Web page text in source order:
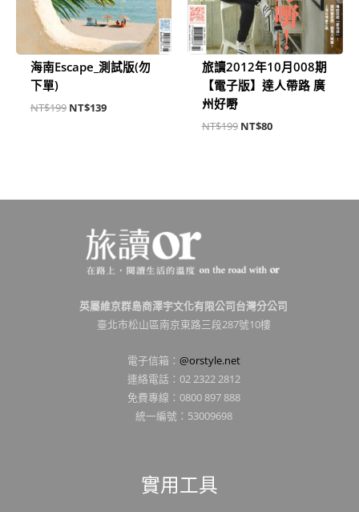
海南Escape_測試版(勿
下單)
NT$199 NT$139
旅讀2012年10月008期
【電子版】達人帶路 廣
州好嘢
NT$199 NT$80
英屬維京群島商澤宇文化有限公司台灣分公司
臺北市松山區南京東路三段287號10樓
電子信箱： @orstyle.net
連絡電話：02 2322 2812
免費專線：0800 897 888
統一編號：53009698
實用工具